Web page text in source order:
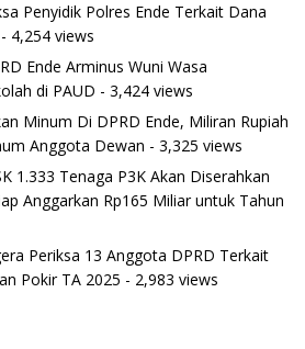
Penyidik Polres Ende Terkait Dana
4,254 views
Ende Arminus Wuni Wasa
di PAUD - 3,424 views
Minum Di DPRD Ende, Miliran Rupiah
Anggota Dewan - 3,325 views
1.333 Tenaga P3K Akan Diserahkan
Anggarkan Rp165 Miliar untuk Tahun
Periksa 13 Anggota DPRD Terkait
Pokir TA 2025 - 2,983 views